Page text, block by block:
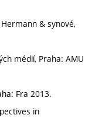
& synové,
médií, Praha: AMU
Fra 2013.
in